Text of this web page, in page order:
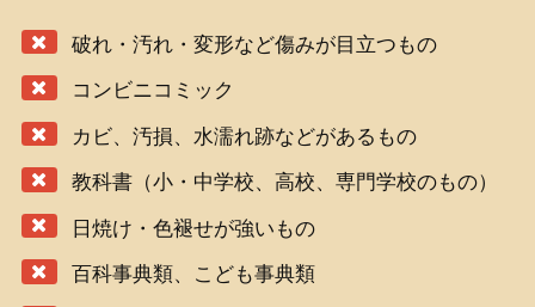
破れ・汚れ・変形など傷みが目立つもの
コンビニコミック
カビ、汚損、水濡れ跡などがあるもの
教科書（小・中学校、高校、専門学校のもの）
日焼け・色褪せが強いもの
百科事典類、こども事典類